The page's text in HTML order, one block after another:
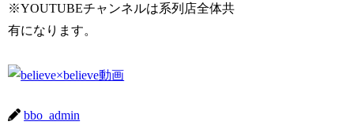
※YOUTUBEチャンネルは系列店全体共
有になります。
bbo_admin